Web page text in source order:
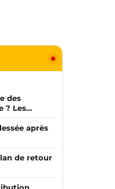
des
? Les
après
de retour